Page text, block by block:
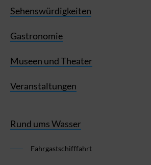
Sehenswürdigkeiten
Gastronomie
Museen und Theater
Veranstaltungen
Rund ums Wasser
Fahrgastschifffahrt